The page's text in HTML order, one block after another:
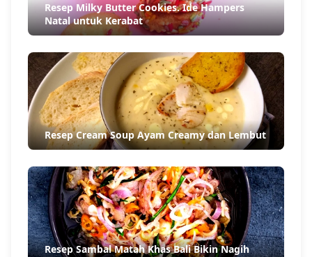
Resep Milky Butter Cookies. Ide Hampers
Natal untuk Kerabat
Resep Cream Soup Ayam Creamy dan Lembut
Resep Sambal Matah Khas Bali Bikin Nagih